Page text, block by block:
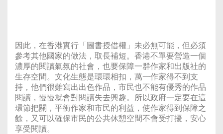
因此，在香港實行「圖書授借權」未必無可能，但必須
參考其他國家的做法，取長補短。香港不單要營造一個
濃厚的閱讀氣氛的社會，也要保障一群作家和出版社的
生存空間。文化生態是環環相扣，萬一作家得不到支
持，他們很難寫出出色作品，市民也不能有優秀的作品
閱讀，慢慢就會對閱讀失去興趣。所以政府一定要在這
環節把關，平衝作家和市民的利益，使作家得到保障之
餘，又可以確保市民的公共休憩空間不會受打擾，安心
享受閱讀。